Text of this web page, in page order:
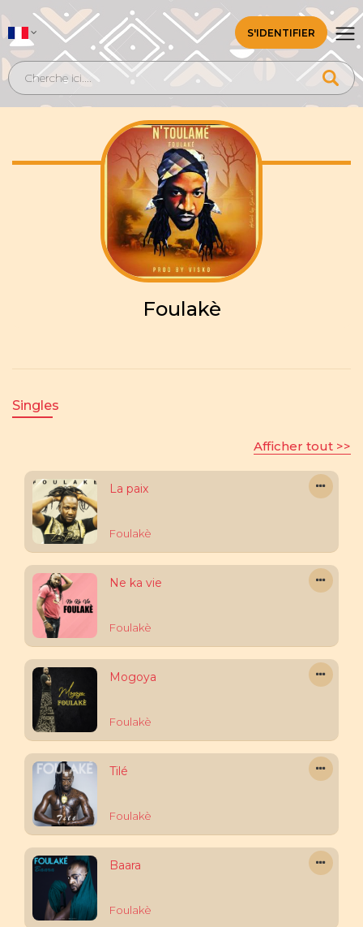
S'IDENTIFIER
Foulakè
Singles
Afficher tout >>
La paix
Foulakè
Ne ka vie
Foulakè
Mogoya
Foulakè
Tilé
Foulakè
Baara
Foulakè